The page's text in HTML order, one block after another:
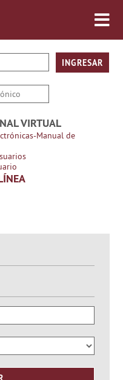
VIRTUAL
Manual de